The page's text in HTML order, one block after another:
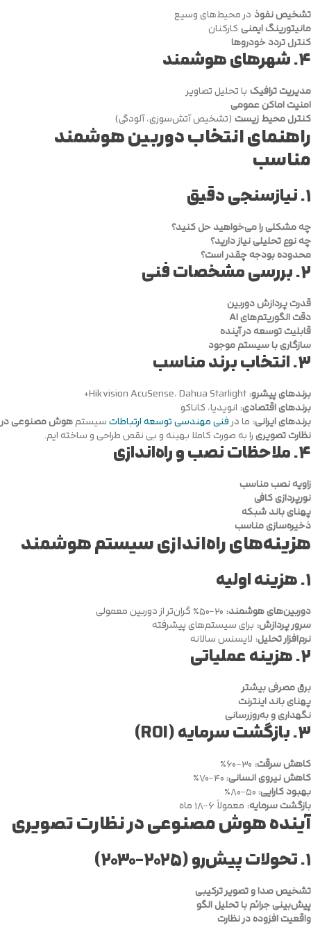
تشخیص نفوذ در محیط‌های وسیع
مانیتورینگ ایمنی کارکنان
کنترل تردد خودروها
۴. شهرهای هوشمند
مدیریت ترافیک با تحلیل تصاویر
امنیت اماکن عمومی
کنترل محیط زیست (تشخیص آتش‌سوزی، آلودگی)
راهنمای انتخاب دوربین هوشمند
مناسب
۱. نیازسنجی دقیق
چه مشکلی را می‌خواهید حل کنید؟
چه نوع تحلیلی نیاز دارید؟
محدوده بودجه چقدر است؟
۲. بررسی مشخصات فنی
قدرت پردازش دوربین
دقت الگوریتم‌های AI
قابلیت توسعه در آینده
سازگاری با سیستم موجود
۳. انتخاب برند مناسب
برندهای پیشرو:
برندهای اقتصادی: انویدیا، کاناکو
برندهای ایرانی: ما درفنی مهندسی توسعه ارتباطاتسیستمهوش مصنوعی در
نظارت تصویریرا به صورت کاملا بهینه و بی نقص طراحی و ساخته ایم.
۴. ملاحظات نصب و راه‌اندازی
زاویه نصب مناسب
نورپردازی کافی
پهنای باند شبکه
ذخیره‌سازی مناسب
هزینه‌های راه‌اندازی سیستم هوشمند
۱. هزینه اولیه
دوربین‌های هوشمند:
سرور پردازش: برای سیستم‌های پیشرفته
نرم‌افزار تحلیل: لایسنس سالانه
۲. هزینه عملیاتی
برق مصرفی بیشتر
پهنای باند اینترنت
نگهداری و به‌روزرسانی
۳. بازگشت سرمایه (ROI)
کاهش سرقت:
کاهش نیروی انسانی:
بهبود کارایی:
بازگشت سرمایه: معمولاً ۶-۱۸ ماه
آینده هوش مصنوعی در نظارت تصویری
۱. تحولات پیش‌رو (۲۰۲۵-۲۰۳۰)
تشخیص صدا و تصویر ترکیبی
پیش‌بینی جرائم با تحلیل الگو
واقعیت افزوده در نظارت